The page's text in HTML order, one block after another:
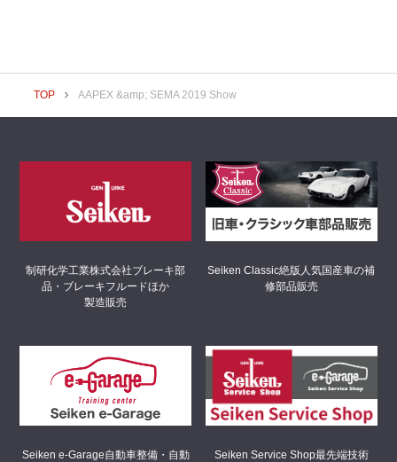
TOP AAPEX &amp; SEMA 2019 Show
制研化学工業株式会社ブレーキ部
品・ブレーキフルードほか
製造販売
Seiken Classic絶版人気国産車の補
修部品販売
Seiken e-Garage自動車整備・自動
Seiken Service Shop最先端技術